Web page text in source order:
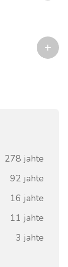
278 jahte
92 jahte
16 jahte
11 jahte
3 jahte